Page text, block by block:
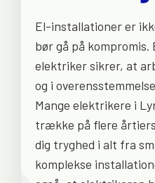
El-installationer er
bør gå på
elektriker sikrer, at
og i
Mange elektrikere i
trække på flere
dig tryghed i alt fra
komplekse